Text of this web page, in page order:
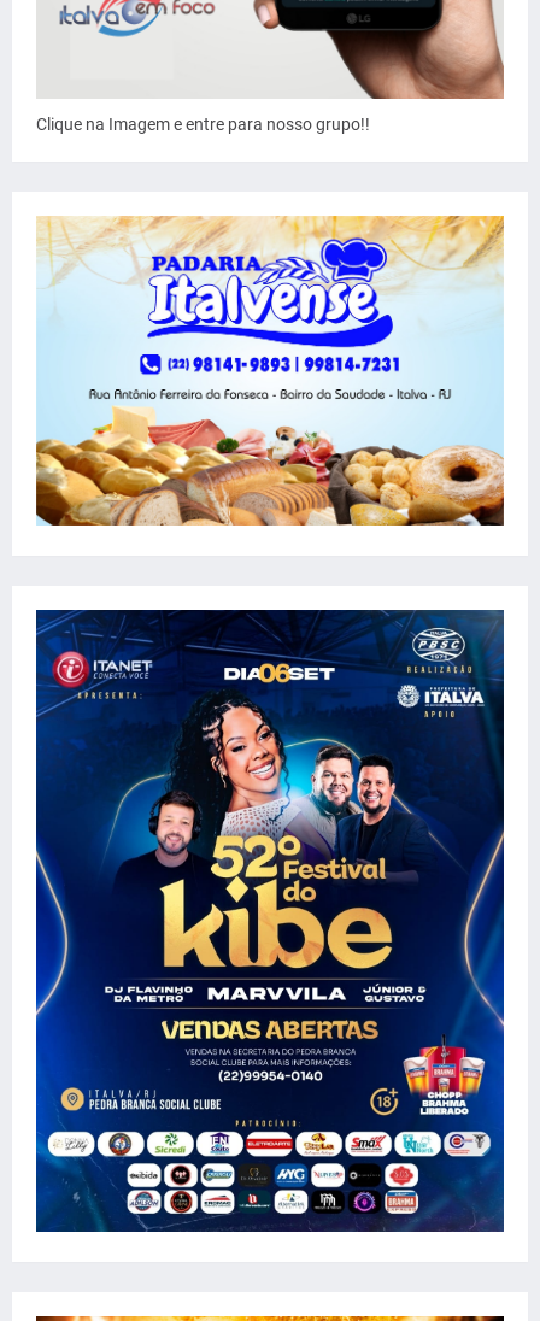
Clique na Imagem e entre para nosso grupo!!